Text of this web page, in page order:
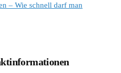
– Wie schnell darf man